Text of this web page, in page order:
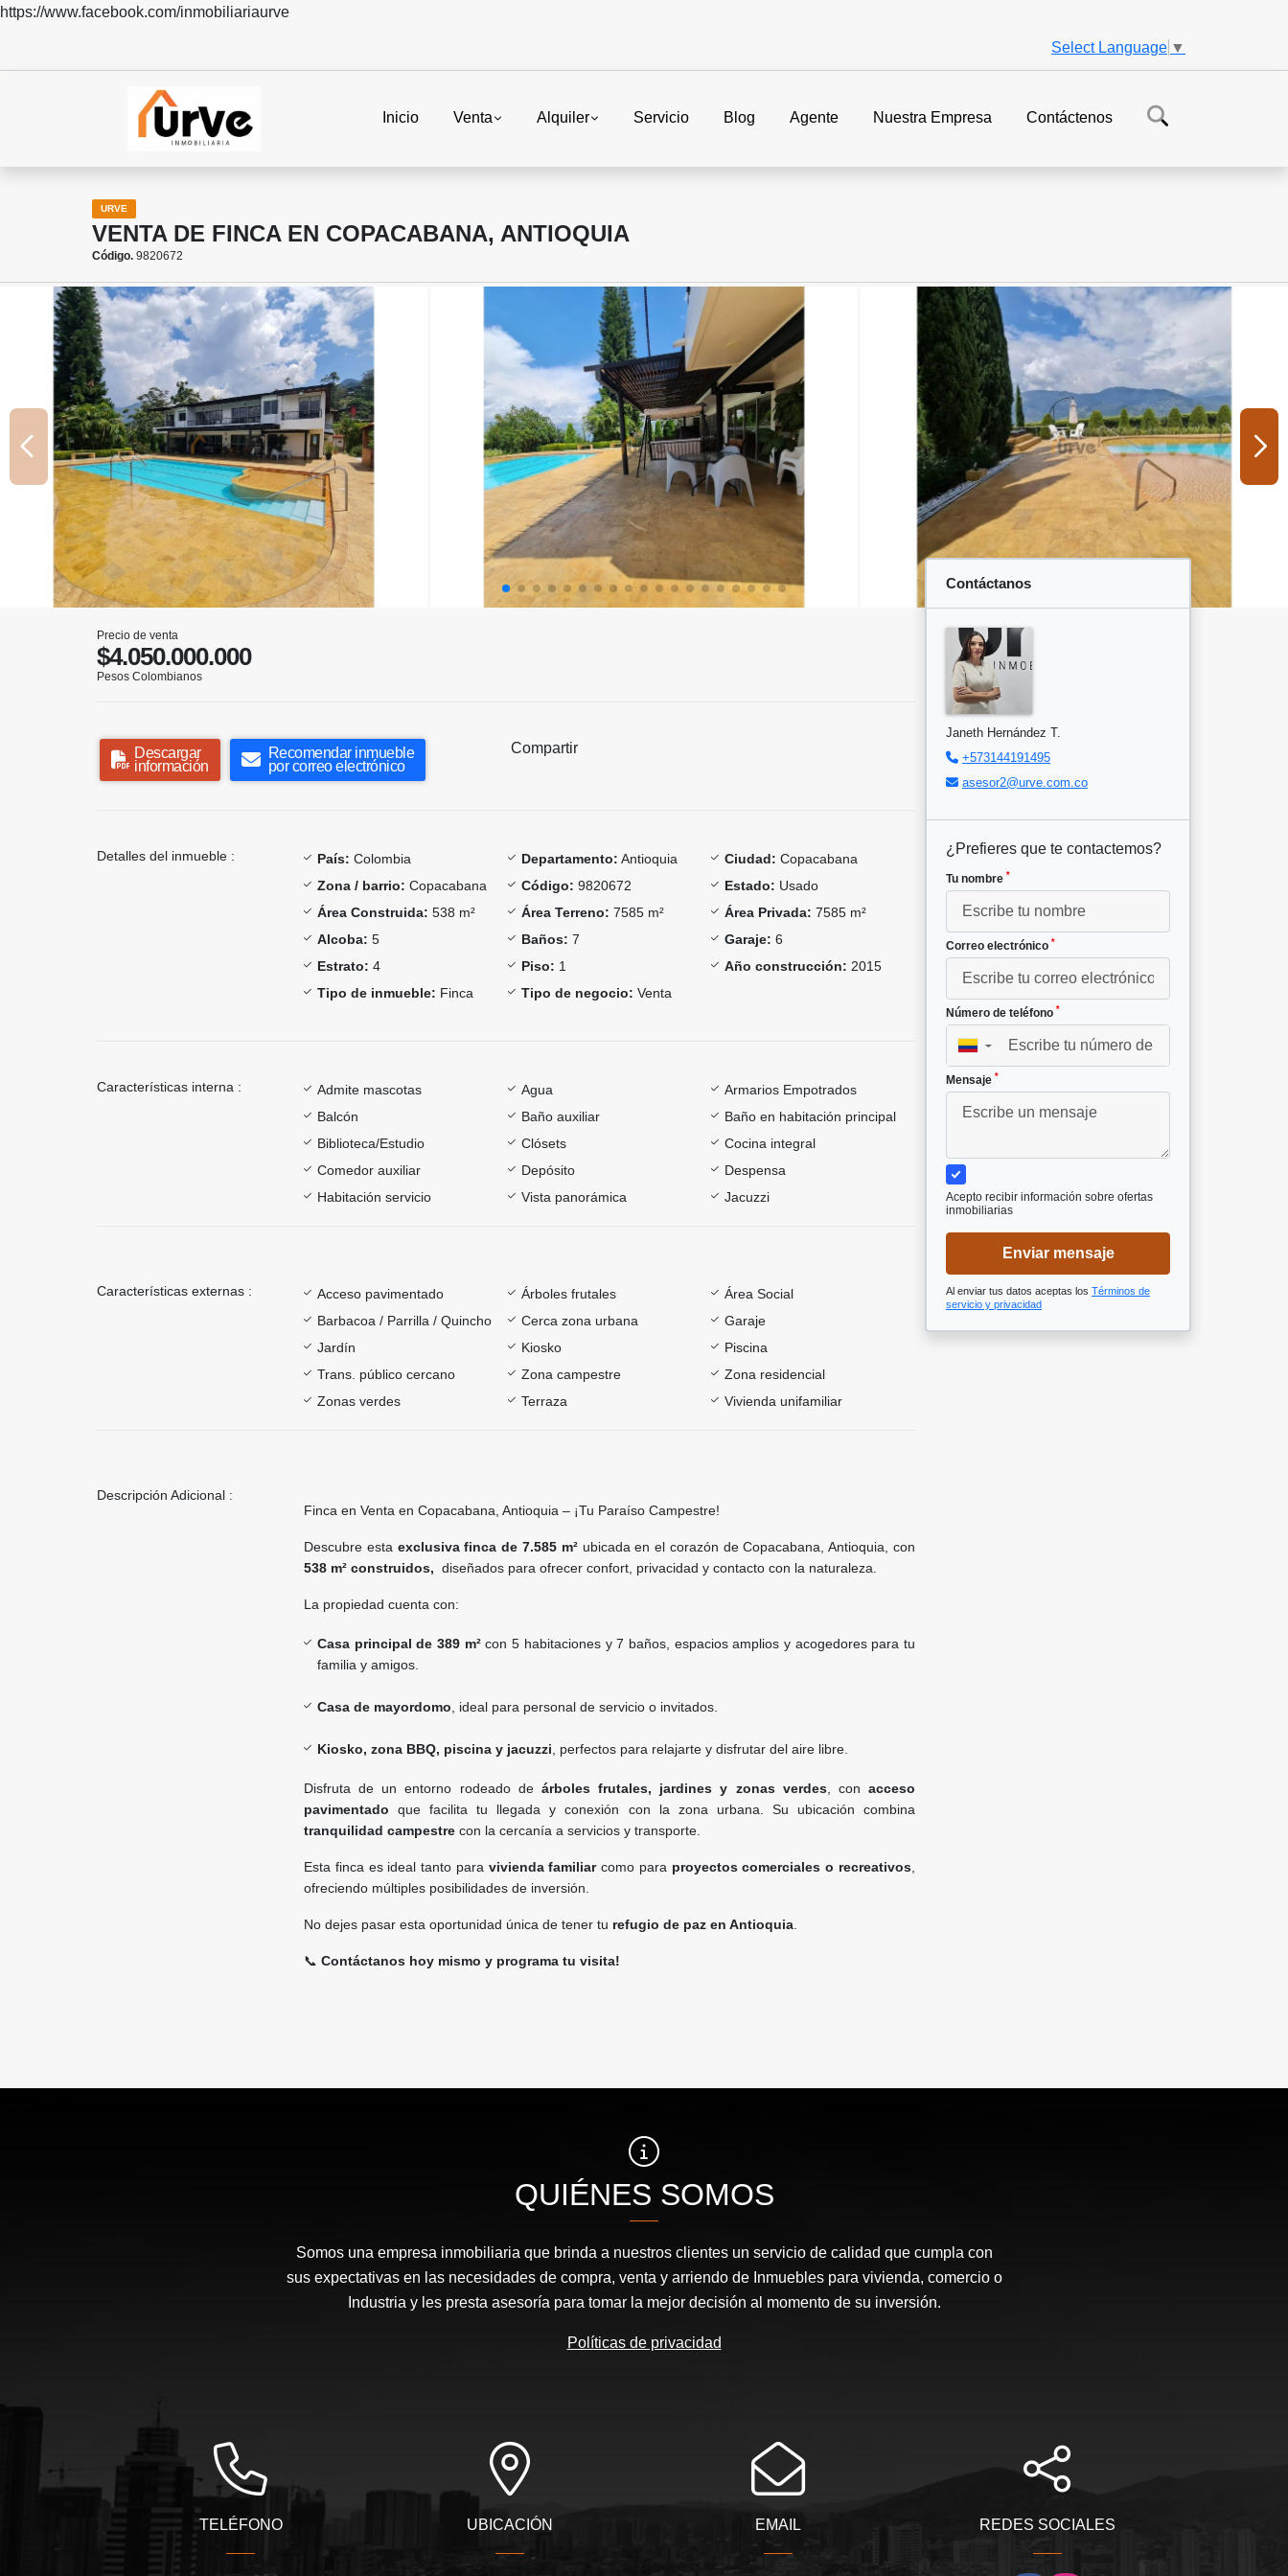
https://www.facebook.com/inmobiliariaurve
Select Language ▼
Inicio Venta Alquiler Servicio Blog Agente Nuestra Empresa Contáctenos
URVE
VENTA DE FINCA EN COPACABANA, ANTIOQUIA
Código. 9820672
Precio de venta
$4.050.000.000
Pesos Colombianos
Descargar
información
Recomendar inmueble
por correo electrónico
Compartir
Detalles del inmueble : País: Colombia Departamento: Antioquia Ciudad: Copacabana
Zona / barrio: Copacabana Código: 9820672 Estado: Usado
Área Construida: 538 m² Área Terreno: 7585 m² Área Privada: 7585 m²
Alcoba: 5 Baños: 7 Garaje: 6
Estrato: 4 Piso: 1 Año construcción: 2015
Tipo de inmueble: Finca Tipo de negocio: Venta
Características interna : Admite mascotas Agua
Armarios Empotrados
Balcón
Baño auxiliar
Baño en habitación principal
Biblioteca/Estudio
Clósets
Cocina integral
Comedor auxiliar
Depósito
Despensa
Habitación servicio
Vista panorámica Jacuzzi
Características externas : Acceso pavimentado Árboles frutales
Área Social
Barbacoa / Parrilla / Quincho
Cerca zona urbana
Garaje
Jardín
Kiosko
Piscina
Trans. público cercano
Zona campestre
Zona residencial
Zonas verdes
Terraza Vivienda unifamiliar
Descripción Adicional :
Finca en Venta en Copacabana, Antioquia – ¡Tu Paraíso Campestre!
Descubre esta exclusiva finca de 7.585 m²ubicada en el corazón de Copacabana, Antioquia, con
538 m² construidos, diseñados para ofrecer confort, privacidad y contacto con la naturaleza.
La propiedad cuenta con:
Casa principal de 389 m²con 5 habitaciones y 7 baños, espacios amplios y acogedores para tu
familia y amigos.
Casa de mayordomo , ideal para personal de servicio o invitados.
Kiosko, zona BBQ, piscina y jacuzzi , perfectos para relajarte y disfrutar del aire libre.
Disfruta de un entorno rodeado de árboles frutales, jardines y zonas verdes, conacceso
pavimentado que facilita tu llegada y conexión con la zona urbana. Su ubicación combina
tranquilidad campestre con la cercanía a servicios y transporte.
Esta finca es ideal tanto para vivienda familiarcomo para proyectos comerciales o recreativos
ofreciendo múltiples posibilidades de inversión.
No dejes pasar esta oportunidad única de tener tu refugio de paz en Antioquia
📞 Contáctanos hoy mismo y programa tu visita!
Contáctanos
Janeth Hernández T.
+573144191495
asesor2@urve.com.co
¿Prefieres que te contactemos?
Tu nombre *
Correo electrónico *
Número de teléfono *
▼
Mensaje *
Acepto recibir información sobre ofertas
inmobiliarias
Enviar mensaje
Al enviar tus datos aceptas los Términos de
servicio y privacidad
QUIÉNES SOMOS
Somos una empresa inmobiliaria que brinda a nuestros clientes un servicio de calidad que cumpla con
sus expectativas en las necesidades de compra, venta y arriendo de Inmuebles para vivienda, comercio o
Industria y les presta asesoría para tomar la mejor decisión al momento de su inversión.
Políticas de privacidad
TELÉFONO UBICACIÓN EMAIL REDES SOCIALES